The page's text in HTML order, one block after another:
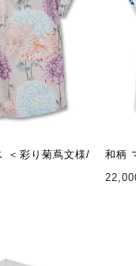
＜彩り菊蔦文様/
和柄